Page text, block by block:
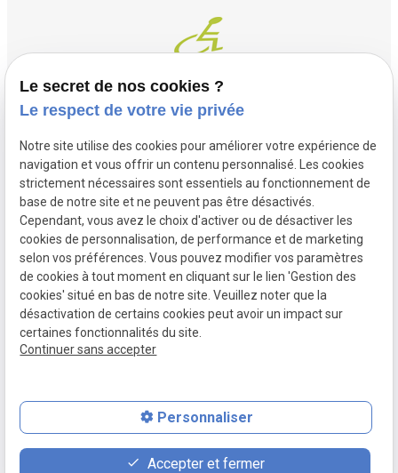
Contact
03 20 32 97 37
flandremedical@gmail.com
1 Place Saint Piat
59113 SECLIN
Horaires
Lundi - Vendredi
09:00 - 12:00 et 14:00 - 18:30
Mentions
Politique de
confidentialité
place feed phone
Le secret de nos cookies ?
Le respect de votre vie privée
Notre site utilise des cookies pour améliorer votre expérience de
navigation et vous offrir un contenu personnalisé. Les cookies
strictement nécessaires sont essentiels au fonctionnement de
base de notre site et ne peuvent pas être désactivés.
Cependant, vous avez le choix d'activer ou de désactiver les
cookies de personnalisation, de performance et de marketing
selon vos préférences. Vous pouvez modifier vos paramètres
de cookies à tout moment en cliquant sur le lien 'Gestion des
cookies' situé en bas de notre site. Veuillez noter que la
désactivation de certains cookies peut avoir un impact sur
certaines fonctionnalités du site.
Continuer sans accepter
Personnaliser
Accepter et fermer